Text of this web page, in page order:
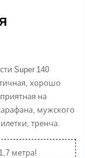
Super 140
хорошо
на
мужского
тренча.
метра!